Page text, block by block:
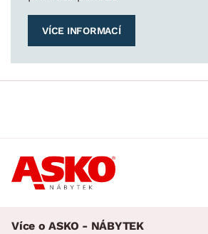
VÍCE INFORMACÍ
Více o ASKO - NÁBYTEK